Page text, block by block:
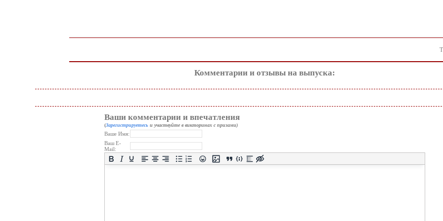
Комментарии и отзывы на выпуска:
Ваши комментарии и впечатления
(Зарегистрируетесьи участвуйте в викторинах с призами)
Ваше Имя:
Ваш E-
Mail: